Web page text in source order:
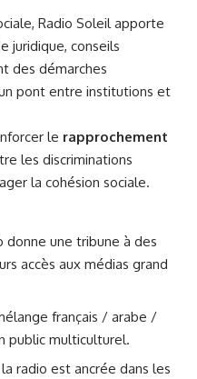
Radio Soleil apporte
juridique, conseils
des démarches
pont entre institutions et
le rapprochement
les discriminations
la cohésion sociale.
donne une tribune à des
accès aux médias grand
français / arabe /
public multiculturel.
la radio est ancrée dans les